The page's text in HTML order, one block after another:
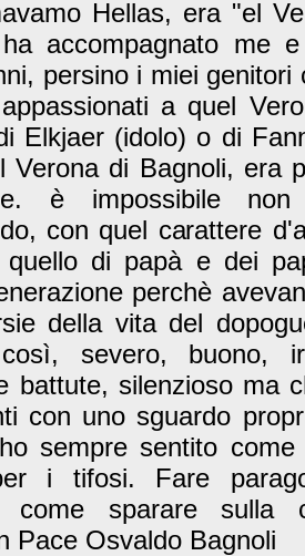
Hellas, era "el
ha accompagnato me
persino i miei genitori
a quel
Elkjaer (idolo) o di
Verona di Bagnoli, era
è impossibile
con quel carattere
quello di papà e dei
perchè
della vita del
severo, buono,
battute, silenzioso ma
con uno sguardo
sempre sentito
i tifosi. Fare
come sparare sulla
Pace Osvaldo Bagnoli